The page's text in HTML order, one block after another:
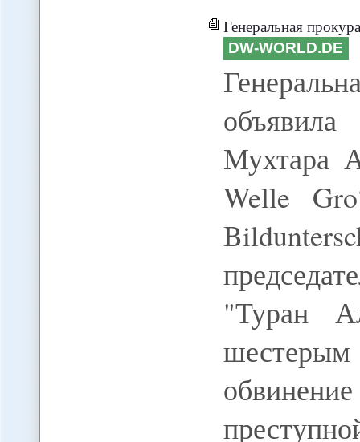
Генеральная прокуратура
DW-WORLD.DE
Мухтара
Welle
"Туран
шестерым